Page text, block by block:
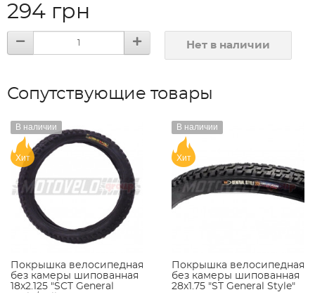
294 грн
Нет в наличии
Сопутствующие товары
Покрышка велосипедная
без камеры шипованная
18x2.125 "SCT General
В наличии
Хит
Покрышка велосипедная
без камеры шипованная
28x1.75 "ST General Style"
В наличии
Хит